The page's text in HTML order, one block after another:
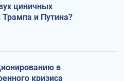
циничных
и Путина?
в
кризиса